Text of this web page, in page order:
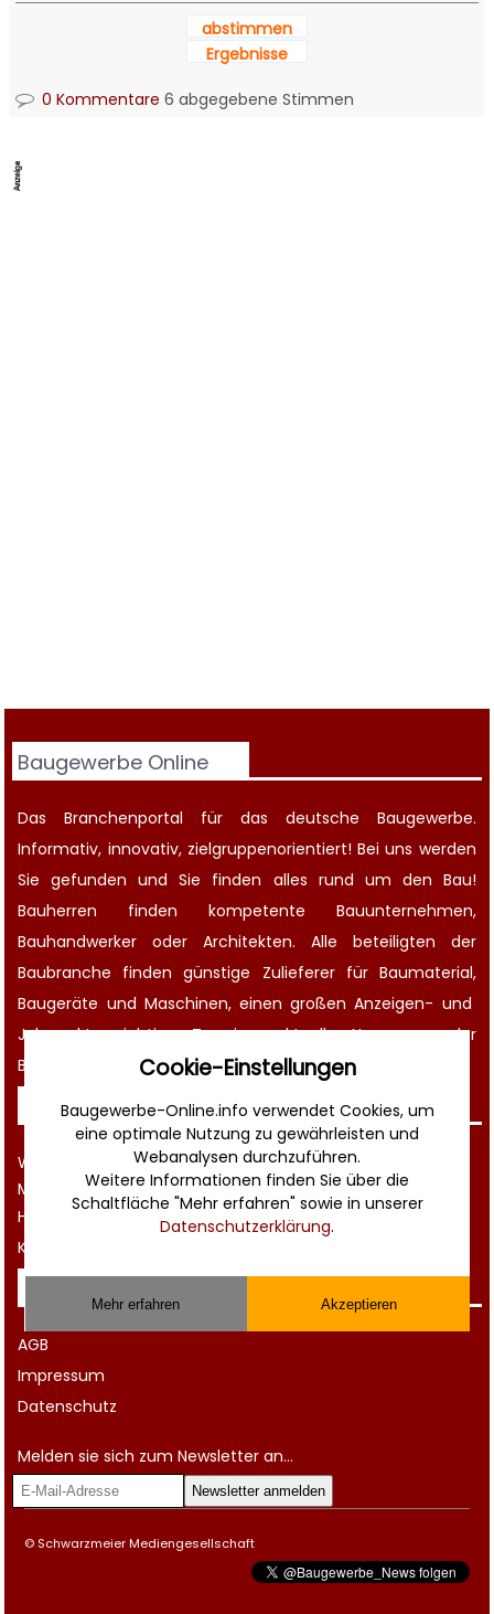
abstimmen
Ergebnisse
0 Kommentare 6 abgegebene Stimmen
Baugewerbe Online
Das Branchenportal für das deutsche Baugewerbe.
Informativ, innovativ, zielgruppenorientiert! Bei uns werden
Sie gefunden und Sie finden alles rund um den Bau!
Bauherren finden kompetente Bauunternehmen,
Bauhandwerker oder Architekten. Alle beteiligten der
Baubranche finden günstige Zulieferer für Baumaterial,
Baugeräte und Maschinen, einen großenAnzeigen- und
Jobmarkt, wichtigeTermine, aktuelleNews aus der
Bauwirtschaft
und noch vieles mehr!
Sonstiges
Werbung
Musterverträge und Vorlagen
Hilfe
Kontakt
AGB
Impressum
Datenschutz
Melden sie sich zum Newsletter an...
© Schwarzmeier Mediengesellschaft
Cookie-Einstellungen
Baugewerbe-Online.info verwendet Cookies, um
eine optimale Nutzung zu gewährleisten und
Webanalysen durchzuführen.
Weitere Informationen finden Sie über die
Schaltfläche "Mehr erfahren" sowie in unserer
Datenschutzerklärung.
Mehr erfahren Akzeptieren